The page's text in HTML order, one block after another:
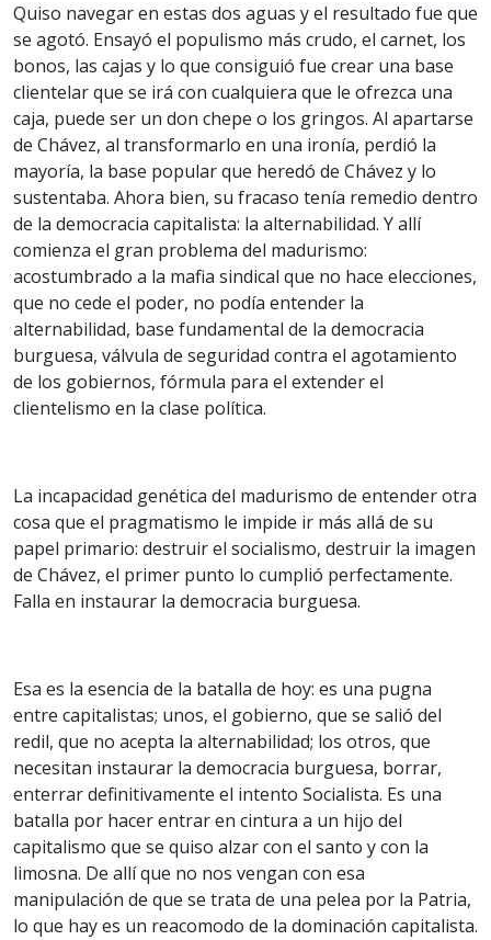
Quiso navegar en estas dos aguas y el resultado fue que
se agotó. Ensayó el populismo más crudo, el carnet, los
bonos, las cajas y lo que consiguió fue crear una base
clientelar que se irá con cualquiera que le ofrezca una
caja, puede ser un don chepe o los gringos. Al apartarse
de Chávez, al transformarlo en una ironía, perdió la
mayoría, la base popular que heredó de Chávez y lo
sustentaba. Ahora bien, su fracaso tenía remedio dentro
de la democracia capitalista: la alternabilidad. Y allí
comienza el gran problema del madurismo:
acostumbrado a la mafia sindical que no hace elecciones,
que no cede el poder, no podía entender la
alternabilidad, base fundamental de la democracia
burguesa, válvula de seguridad contra el agotamiento
de los gobiernos, fórmula para el extender el
clientelismo en la clase política.
La incapacidad genética del madurismo de entender otra
cosa que el pragmatismo le impide ir más allá de su
papel primario: destruir el socialismo, destruir la imagen
de Chávez, el primer punto lo cumplió perfectamente.
Falla en instaurar la democracia burguesa.
Esa es la esencia de la batalla de hoy: es una pugna
entre capitalistas; unos, el gobierno, que se salió del
redil, que no acepta la alternabilidad; los otros, que
necesitan instaurar la democracia burguesa, borrar,
enterrar definitivamente el intento Socialista. Es una
batalla por hacer entrar en cintura a un hijo del
capitalismo que se quiso alzar con el santo y con la
limosna. De allí que no nos vengan con esa
manipulación de que se trata de una pelea por la Patria,
lo que hay es un reacomodo de la dominación capitalista.